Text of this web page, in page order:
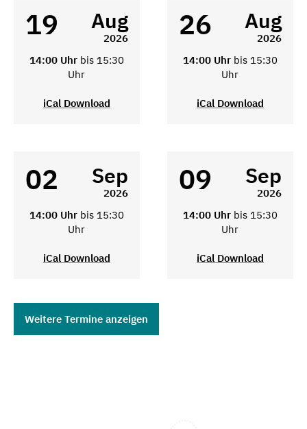
19 Aug
2026
14:00 Uhr bis 15:30
Uhr
iCal Download
26 Aug
2026
14:00 Uhr bis 15:30
Uhr
iCal Download
02 Sep
2026
14:00 Uhr bis 15:30
Uhr
iCal Download
09 Sep
2026
14:00 Uhr bis 15:30
Uhr
iCal Download
Weitere Termine anzeigen